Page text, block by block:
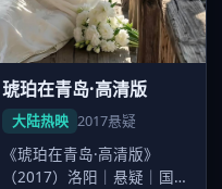
琥珀在青岛·高清版
大陆热映 2017悬疑
《琥珀在青岛·高清版》
（2017）洛阳｜悬疑｜国